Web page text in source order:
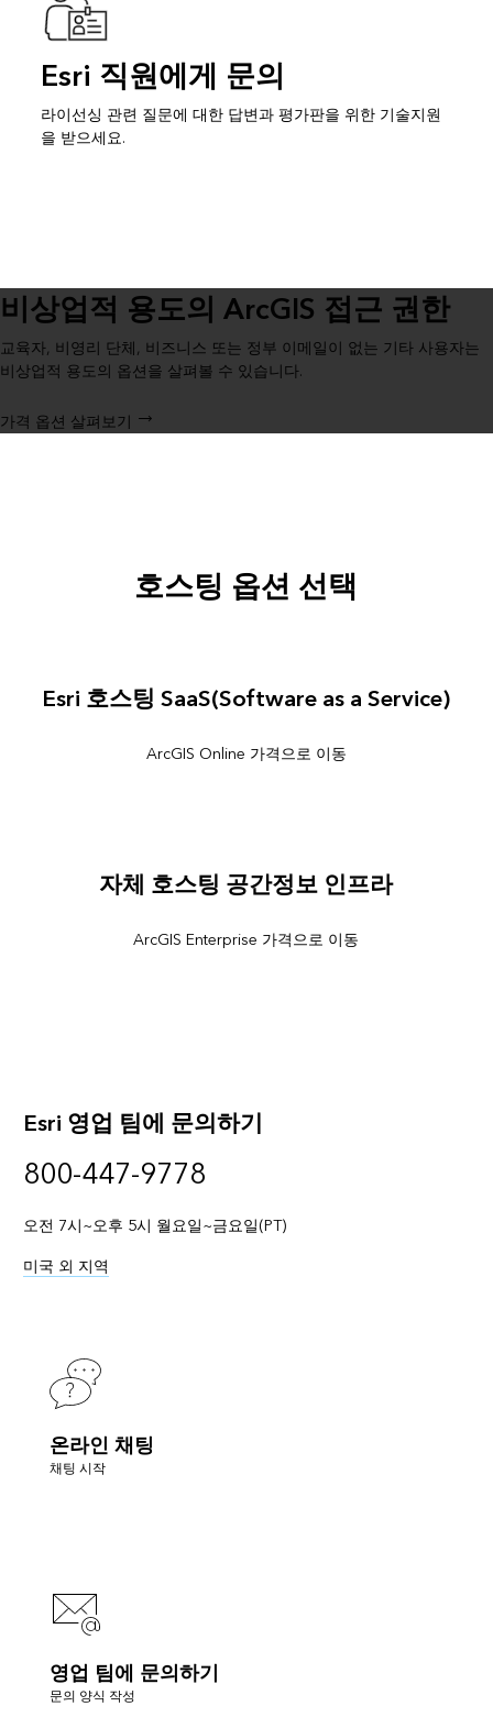
Esri 직원에게 문의
라이선싱 관련 질문에 대한 답변과 평가판을 위한 기술지원
을 받으세요.
비상업적 용도의 ArcGIS 접근 권한
교육자, 비영리 단체, 비즈니스 또는 정부 이메일이 없는 기타 사용자는
비상업적 용도의 옵션을 살펴볼 수 있습니다.
가격 옵션 살펴보기
호스팅 옵션 선택
Esri 호스팅 SaaS(Software as a Service)
ArcGIS Online 가격으로 이동
자체 호스팅 공간정보 인프라
ArcGIS Enterprise 가격으로 이동
Esri 영업 팀에 문의하기
800-447-9778
오전 7시~오후 5시 월요일~금요일(PT)
미국 외 지역
온라인 채팅
채팅 시작
영업 팀에 문의하기
문의 양식 작성